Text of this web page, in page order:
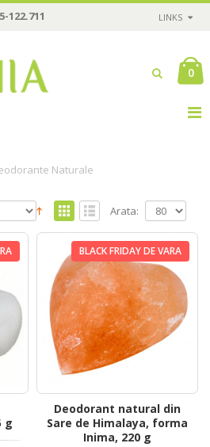
122.711 LINKS
0
Naturale
Arata:
g
BLACK FRIDAY DE VARA
Deodorant natural din
Sare de Himalaya, forma
Inima, 220 g